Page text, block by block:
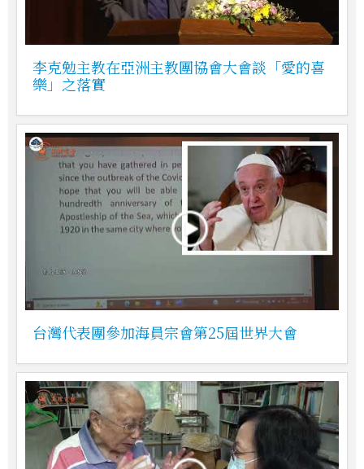
李克勉主教在亞洲主教團協會大會談「愛的喜
樂」之落實
台灣代表團參加海員宗會第25屆世界大會